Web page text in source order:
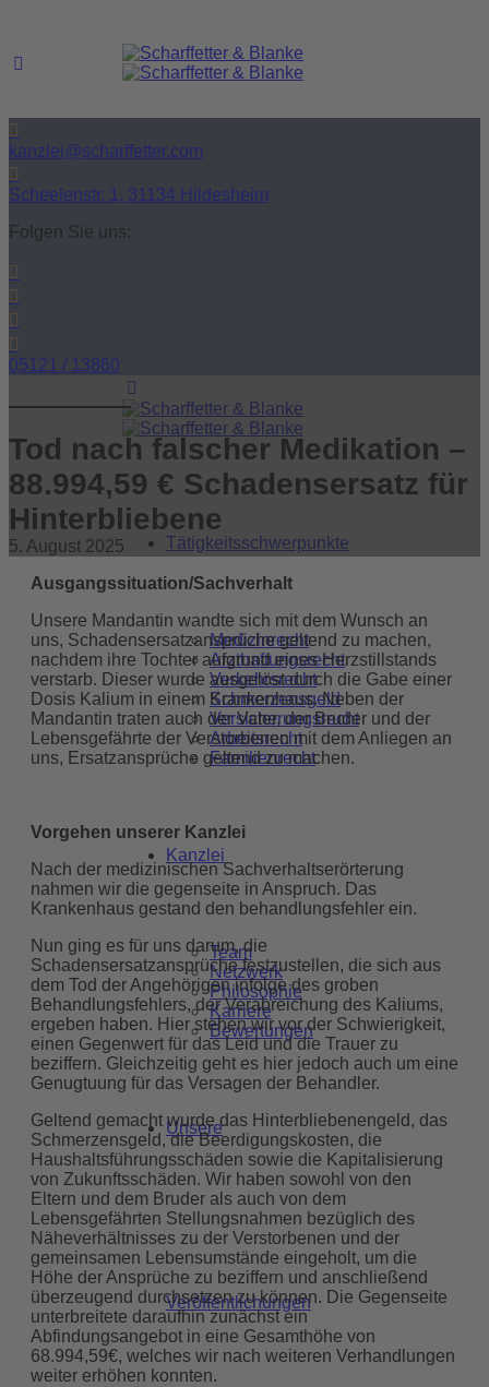
kanzlei@scharffetter.com
Scheelenstr. 1, 31134 Hildesheim
Folgen Sie uns:
05121 / 13860
Tätigkeitsschwerpunkte
Medizinrecht
Arzthaftungsrecht
Verkehrsrecht
Schmerzensgeld
Versicherungsrecht
Arbeitsrecht
Familienrecht
Kanzlei
Team
Netzwerk
Philosophie
Karriere
Bewertungen
Unsere
Veröffentlichungen
Tod nach falscher Medikation –
88.994,59 € Schadensersatz für
Hinterbliebene
5. August 2025
Ausgangssituation/Sachverhalt
Unsere Mandantin wandte sich mit dem Wunsch an
uns, Schadensersatzansprüche geltend zu machen,
nachdem ihre Tochter aufgrund eines Herzstillstands
verstarb. Dieser wurde ausgelöst durch die Gabe einer
Dosis Kalium in einem Krankenhaus. Neben der
Mandantin traten auch der Vater, der Bruder und der
Lebensgefährte der Verstorbenen mit dem Anliegen an
uns, Ersatzansprüche geltend zu machen.
Vorgehen unserer Kanzlei
Nach der medizinischen Sachverhaltserörterung
nahmen wir die gegenseite in Anspruch. Das
Krankenhaus gestand den behandlungsfehler ein.
Nun ging es für uns darum, die
Schadensersatzansprüche festzustellen, die sich aus
dem Tod der Angehörigen infolge des groben
Behandlungsfehlers, der Verabreichung des Kaliums,
ergeben haben. Hier stehen wir vor der Schwierigkeit,
einen Gegenwert für das Leid und die Trauer zu
beziffern. Gleichzeitig geht es hier jedoch auch um eine
Genugtuung für das Versagen der Behandler.
Geltend gemacht wurde das Hinterbliebenengeld, das
Schmerzensgeld, die Beerdigungskosten, die
Haushaltsführungsschäden sowie die Kapitalisierung
von Zukunftsschäden. Wir haben sowohl von den
Eltern und dem Bruder als auch von dem
Lebensgefährten Stellungsnahmen bezüglich des
Näheverhältnisses zu der Verstorbenen und der
gemeinsamen Lebensumstände eingeholt, um die
Höhe der Ansprüche zu beziffern und anschließend
überzeugend durchsetzen zu können. Die Gegenseite
unterbreitete daraufhin zunächst ein
Abfindungsangebot in eine Gesamthöhe von
68.994,59€, welches wir nach weiteren Verhandlungen
weiter erhöhen konnten.